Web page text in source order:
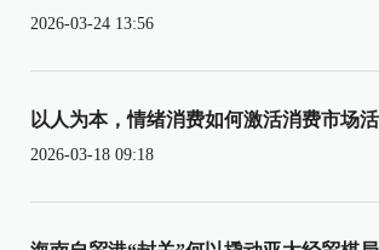
2026-03-24 13:56
以人为本，情绪消费如何激活消费市场
2026-03-18 09:18